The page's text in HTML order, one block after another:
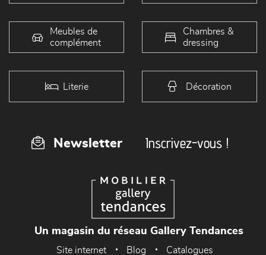
Meubles de
complément
Chambres &
dressing
Literie Décoration
Newsletter Inscrivez-vous !
Un magasin du réseau Gallery Tendances
Site internet Blog Catalogues